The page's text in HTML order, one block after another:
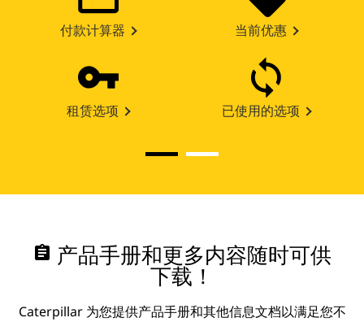
付款计算器 当前优惠
租赁选项 已使用的选项
assignment 产品手册和更多内容随时可供
下载！
Caterpillar 为您提供产品手册和其他信息文档以满足您不